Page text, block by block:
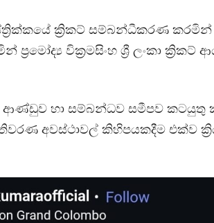
ක්‍රිකට් සම්බන්ධීකරණ
වික්‍රමසිංහ ශ්‍රී ලංකා
හා සම්බන්ධව සමීපව කටයුතු
අවස්ථාවල් කිහිපයකදීම එක්ව